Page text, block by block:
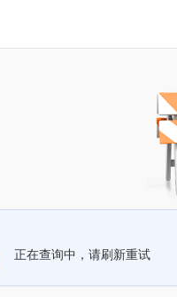
正在查询中，请刷新重试